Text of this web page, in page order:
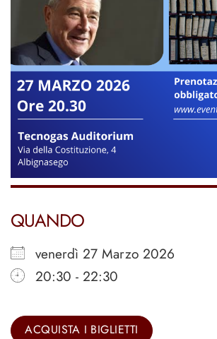
QUANDO
venerdì 27 Marzo 2026
20:30 - 22:30
ACQUISTA I BIGLIETTI